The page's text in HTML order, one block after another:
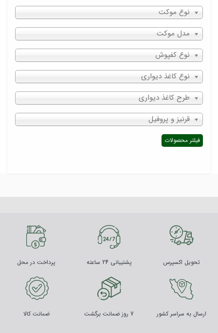
نوع موکت
مدل موکت
نوع کفپوش
نوع کاغذ دیواری
طرح کاغذ دیواری
قرنیز و پروفیل
فیلتر محصولات
تحویل اکسپرس پشتیبانی 24 ساعته پرداخت در محل
ارسال به سراسر کشور 7 روز ضمانت برگشت ضمانت کالا